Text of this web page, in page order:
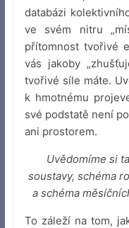
databázi
ve svém nitru
přítomnost tvořivé
vás jakoby
tvořivé síle máte.
k hmotnému
své podstatě není
ani prostorem.
Uvědomíme si
soustavy, schéma
a schéma
To záleží na tom,